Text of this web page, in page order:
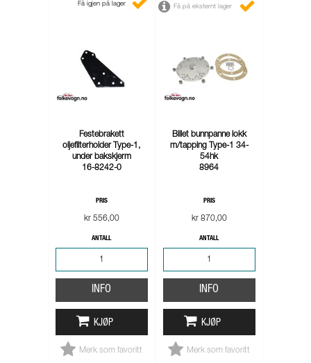
Få igjen på lager
Festebrakett
oljefilterholder Type-1,
under bakskjerm
16-8242-0
PRIS
kr 556,00
ANTALL
INFO
KJØP
Merk som favoritt
Få på eksternt lager
Billet bunnpanne lokk
m/tapping Type-1 34-
54hk
8964
PRIS
kr 870,00
ANTALL
INFO
KJØP
Merk som favoritt